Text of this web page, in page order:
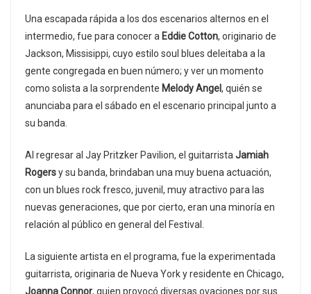
Una escapada rápida a los dos escenarios alternos en el
intermedio, fue para conocer a Eddie Cotton, originario de
Jackson, Missisippi, cuyo estilo soul blues deleitaba a la
gente congregada en buen número; y ver un momento
como solista a la sorprendente Melody Angel, quién se
anunciaba para el sábado en el escenario principal junto a
su banda.
Al regresar al Jay Pritzker Pavilion, el guitarrista Jamiah
Rogersy su banda, brindaban una muy buena actuación,
con un blues rock fresco, juvenil, muy atractivo para las
nuevas generaciones, que por cierto, eran una minoría en
relación al público en general del Festival.
La siguiente artista en el programa, fue la experimentada
guitarrista, originaria de Nueva York y residente en Chicago,
Joanna Connor, quien provocó diversas ovaciones por sus